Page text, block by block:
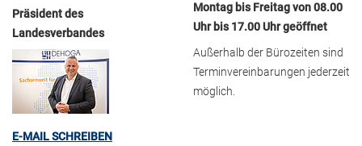
Präsident des
Landesverbandes
E-MAIL SCHREIBEN
Montag bis Freitag von 08.00
Uhr bis 17.00 Uhr geöffnet
Außerhalb der Bürozeiten sind
Terminvereinbarungen jederzeit
möglich.